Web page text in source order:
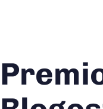
Author
Published
Published